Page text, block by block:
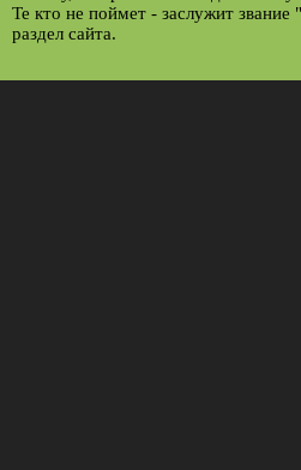
и
Те кто не поймет - заслужит
раздел сайта.